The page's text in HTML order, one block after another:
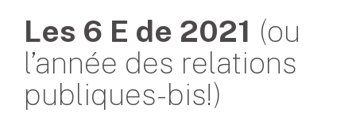
Les 6 E de 2021 (ou
l’année des relations
publiques-bis!)